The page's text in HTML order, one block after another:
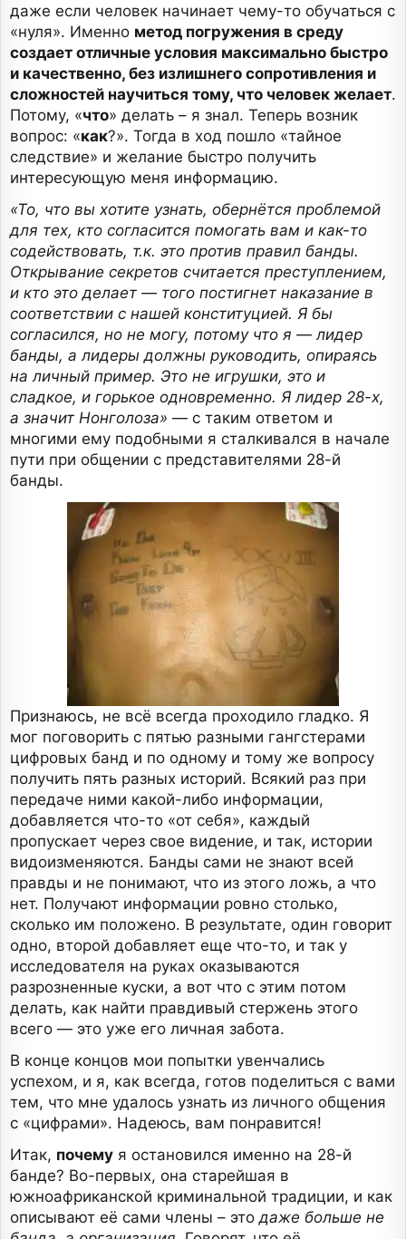
даже если человек начинает чему-то обучаться с
«нуля». Именно метод погружения в среду
создает отличные условия максимально быстро
и качественно, без излишнего сопротивления и
сложностей научиться тому, что человек желает.
Потому, «что» делать – я знал. Теперь возник
вопрос: «как?». Тогда в ход пошло «тайное
следствие» и желание быстро получить
интересующую меня информацию.
«То, что вы хотите узнать, обернётся проблемой
для тех, кто согласится помогать вам и как-то
содействовать, т.к. это против правил банды.
Открывание секретов считается преступлением,
и кто это делает — того постигнет наказание в
соответствии с нашей конституцией. Я бы
согласился, но не могу, потому что я — лидер
банды, а лидеры должны руководить, опираясь
на личный пример. Это не игрушки, это и
сладкое, и горькое одновременно. Я лидер 28-х,
а значит Нонголоза» — с таким ответом и
многими ему подобными я сталкивался в начале
пути при общении с представителями 28-й
банды.
Признаюсь, не всё всегда проходило гладко. Я
мог поговорить с пятью разными гангстерами
цифровых банд и по одному и тому же вопросу
получить пять разных историй. Всякий раз при
передаче ними какой-либо информации,
добавляется что-то «от себя», каждый
пропускает через свое видение, и так, истории
видоизменяются. Банды сами не знают всей
правды и не понимают, что из этого ложь, а что
нет. Получают информации ровно столько,
сколько им положено. В результате, один говорит
одно, второй добавляет еще что-то, и так у
исследователя на руках оказываются
разрозненные куски, а вот что с этим потом
делать, как найти правдивый стержень этого
всего — это уже его личная забота.
В конце концов мои попытки увенчались
успехом, и я, как всегда, готов поделиться с вами
тем, что мне удалось узнать из личного общения
с «цифрами». Надеюсь, вам понравится!
Итак, почему я остановился именно на 28-й
банде? Во-первых, она старейшая в
южноафриканской криминальной традиции, и как
описывают её сами члены – это даже больше не